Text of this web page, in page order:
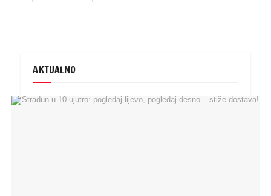
AKTUALNO